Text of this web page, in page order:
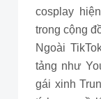
cosplay
trong cộng
Ngoài
tảng như
gái xinh